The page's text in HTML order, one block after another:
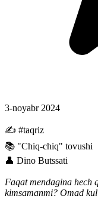
3-noyabr 2024
✍ #taqriz
📚 "Chiq-chiq" tovushi
👤 Dino Butssati
Faqat mendagina hech
kimsamanmi? Omad